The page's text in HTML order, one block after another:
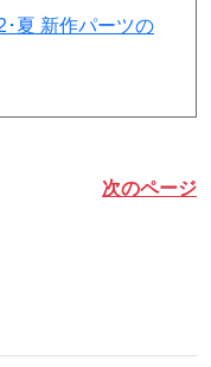
･夏 新作パーツの
次のページ